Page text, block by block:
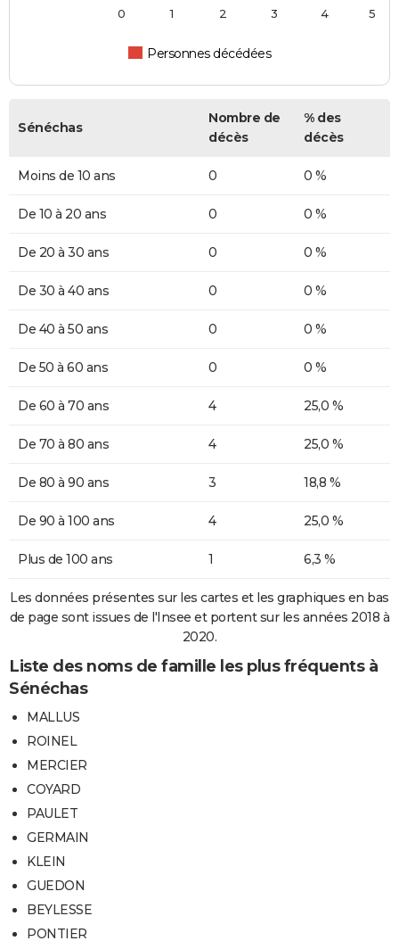
Personnes décédées
0 1 2 3 4 5
Sénéchas
Nombre de
décès
% des
décès
Moins de 10 ans 0 0 %
De 10 à 20 ans 0 0 %
De 20 à 30 ans 0 0 %
De 30 à 40 ans 0 0 %
De 40 à 50 ans 0 0 %
De 50 à 60 ans 0 0 %
De 60 à 70 ans 4 25,0 %
De 70 à 80 ans 4 25,0 %
De 80 à 90 ans 3 18,8 %
De 90 à 100 ans 4 25,0 %
Plus de 100 ans 1 6,3 %
Les données présentes sur les cartes et les graphiques en bas
de page sont issues de l'Insee et portent sur les années 2018 à
2020.
Liste des noms de famille les plus fréquents à
Sénéchas
MALLUS
ROINEL
MERCIER
COYARD
PAULET
GERMAIN
KLEIN
GUEDON
BEYLESSE
PONTIER